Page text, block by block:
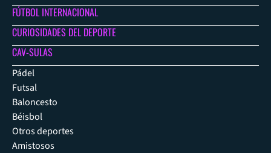
FÚTBOL INTERNACIONAL
CURIOSIDADES DEL DEPORTE
CAV-SULAS
Pádel
Futsal
Baloncesto
Béisbol
Otros deportes
Amistosos